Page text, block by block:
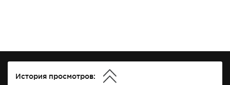
История просмотров: